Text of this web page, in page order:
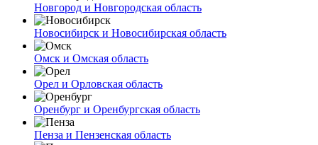
Новгород и Новгородская область
Новосибирск и Новосибирская область
Омск и Омская область
Орел и Орловская область
Оренбург и Оренбургская область
Пенза и Пензенская область